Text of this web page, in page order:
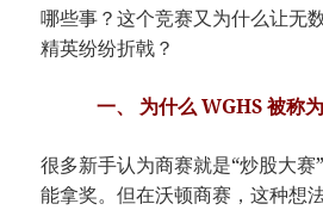
哪些事？这个竞赛又为什么让无
精英纷纷折戟？
一、 为什么 WGHS 被称
很多新手认为商赛就是“炒股大
能拿奖。但在沃顿商赛，这种想